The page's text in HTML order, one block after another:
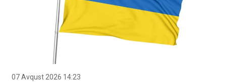
07 Avqust 2026 14:23